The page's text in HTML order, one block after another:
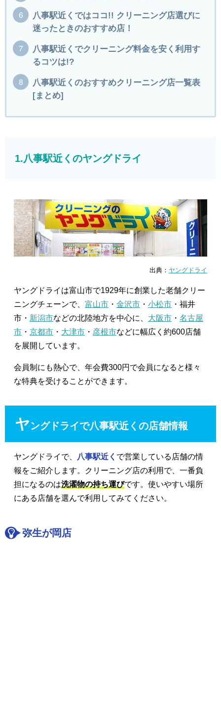
八事駅近くではココ!! クリーニング店選びに
迷ったときのおすすめ店！
八事駅近くでクリーニング料金を安く利用す
るコツは!?
八事駅近くのおすすめクリーニング店一覧表
[まとめ]
1.八事駅近くのヤングドライ
出典： ヤングドライ
ヤングドライは富山市で1929年に創業した老舗クリー
ニングチェーンで、 富山市 ・ 金沢市 ・ 小松市 ・福井
市・ 新潟市などの北陸地方を中心に、 大阪市 ・ 名古屋
市 ・ 京都市 ・ 大津市 ・ 彦根市などに幅広く約600店舗
を展開しています。
会員制にも熱心で、年会費300円で会員になると様々
な特典を受けることができます。
ヤングドライで八事駅近くの店舗情報
ヤングドライで、 八事駅近く で営業している店舗の情
報をご紹介します。クリーニング店の利用で、一番負
担になるのは洗濯物の持ち運びです。使いやすい場所
にある店舗を選んで利用してみてください。
弥生が岡店